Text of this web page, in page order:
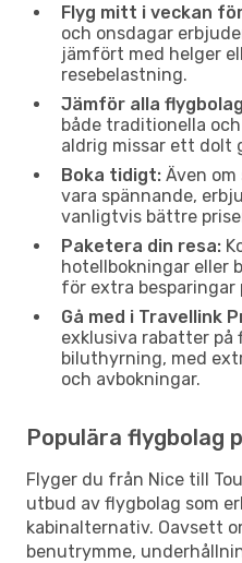
Flyg mitt i veckan
och onsdagar
jämfört med helger
resebelastning.
Jämför alla
både traditionella
aldrig missar ett dolt
Boka tidigt: Även
vara spännande,
vanligtvis bättre
Paketera din resa:
hotellbokningar eller
för extra besparingar
Gå med i Travellink
exklusiva rabatter på
biluthyrning, med
och avbokningar.
Populära flygbolag
Flyger du från Nice till
utbud av flygbolag som
kabinalternativ. Oavsett
benutrymme,